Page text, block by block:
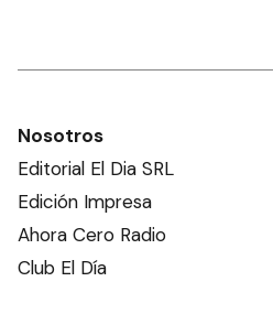
Nosotros
Editorial El Dia SRL
Edición Impresa
Ahora Cero Radio
Club El Día